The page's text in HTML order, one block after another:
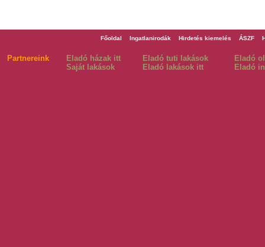
Főoldal Ingatlanirodák Hirdetés kiemelés ÁSZF
Partnereink Eladó házak itt Eladó tuti lakások
Eladó
Saját lakások
Eladó lakások itt Eladó